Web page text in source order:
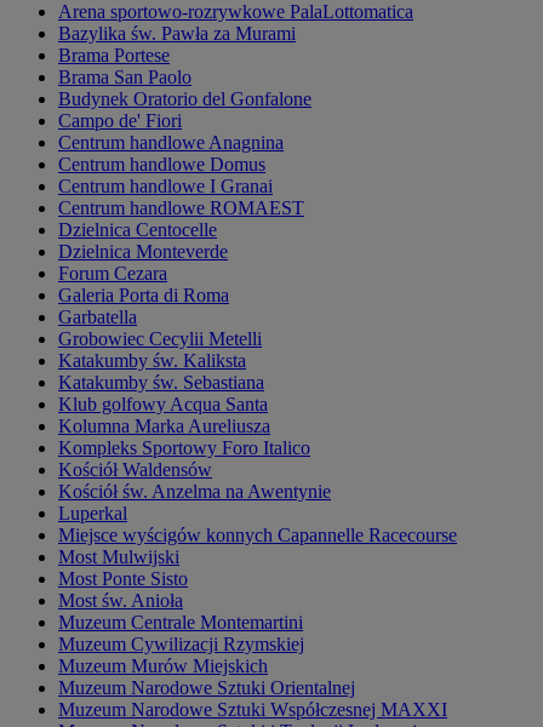
Arena sportowo-rozrywkowe PalaLottomatica
Bazylika św. Pawła za Murami
Brama Portese
Brama San Paolo
Budynek Oratorio del Gonfalone
Campo de' Fiori
Centrum handlowe Anagnina
Centrum handlowe Domus
Centrum handlowe I Granai
Centrum handlowe ROMAEST
Dzielnica Centocelle
Dzielnica Monteverde
Forum Cezara
Galeria Porta di Roma
Garbatella
Grobowiec Cecylii Metelli
Katakumby św. Kaliksta
Katakumby św. Sebastiana
Klub golfowy Acqua Santa
Kolumna Marka Aureliusza
Kompleks Sportowy Foro Italico
Kościół Waldensów
Kościół św. Anzelma na Awentynie
Luperkal
Miejsce wyścigów konnych Capannelle Racecourse
Most Mulwijski
Most Ponte Sisto
Most św. Anioła
Muzeum Centrale Montemartini
Muzeum Cywilizacji Rzymskiej
Muzeum Murów Miejskich
Muzeum Narodowe Sztuki Orientalnej
Muzeum Narodowe Sztuki Współczesnej MAXXI